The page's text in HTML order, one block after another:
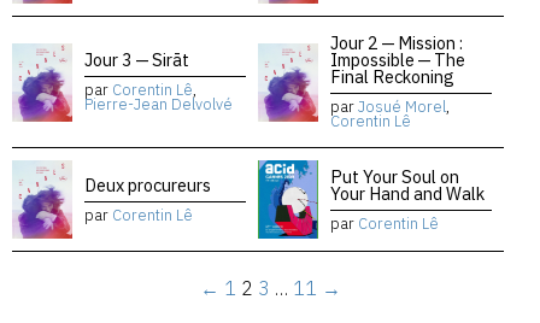
Jour 3 — Sirāt
par Corentin Lê,
Pierre-Jean Delvolvé
Jour 2 — Mission :
Impossible — The
Final Reckoning
parJosué Morel,
Corentin Lê
Deux procureurs
par Corentin Lê
Put Your Soul on
Your Hand and Walk
par Corentin Lê
← 1 2 3 … 11 →